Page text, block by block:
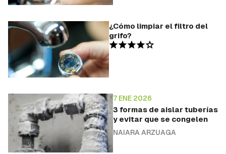
¿Cómo limpiar el filtro del
grifo?
7 ENE 2026
3 formas de aislar tuberías
y evitar que se congelen
NAIARA ARZUAGA